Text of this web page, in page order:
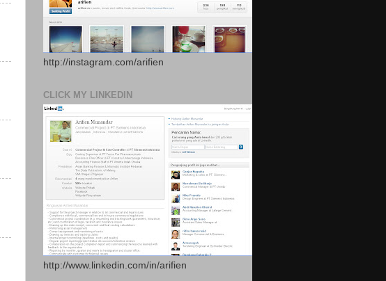
http://instagram.com/arifien
CLICK MY LINKEDIN
http://www.linkedin.com/in/arifien